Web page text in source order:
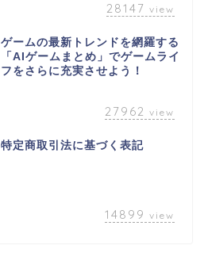
28147 view
ゲームの最新トレンドを網羅する
「AIゲームまとめ」でゲームライ
フをさらに充実させよう！
27962 view
特定商取引法に基づく表記
14899 view